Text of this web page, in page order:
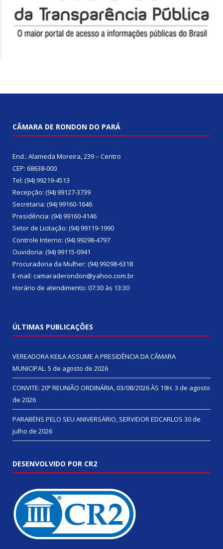
CÂMARA DE RONDON DO PARÁ
End.: Alameda Moreira, 239 – Centro
CEP: 68638-000
Tel: (94) 99219-4513
Recepção: (94) 99127-3739
Secretaria: (94) 99160-1646
Presidência: (94) 99160-4146
Setor de Licitação: (94) 99119-1990
Controle Interno: (94) 99298-4797
Ouvidoria: (94) 99115-0941
Procuradoria da Mulher: (94) 99298-6318
E-mail: camaraderondon@yahoo.com.br
Horário de atendimento: 07:30 às 13:30
ÚLTIMAS PUBLICAÇÕES
VEREADORA KEILA ASSUME A PRESIDÊNCIA DA CÂMARA
MUNICIPAL. 5 de agosto de 2026
CONVITE: 20ª REUNIÃO ORDINÁRIA, 03/08/2026 ÀS 19H. 3 de agosto
de 2026
PARABÉNS PELO SEU ANIVERSÁRIO, SERVIDOR EDCARLOS 30 de
julho de 2026
DESENVOLVIDO POR CR2